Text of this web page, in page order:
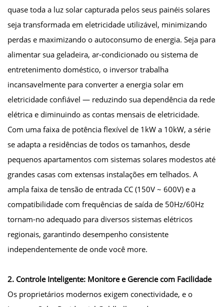
quase toda a luz solar capturada pelos seus painéis solares
seja transformada em eletricidade utilizável, minimizando
perdas e maximizando o autoconsumo de energia. Seja para
alimentar sua geladeira, ar-condicionado ou sistema de
entretenimento doméstico, o inversor trabalha
incansavelmente para converter a energia solar em
eletricidade confiável — reduzindo sua dependência da rede
elétrica e diminuindo as contas mensais de eletricidade.
Com uma faixa de potência flexível de 1kW a 10kW, a série
se adapta a residências de todos os tamanhos, desde
pequenos apartamentos com sistemas solares modestos até
grandes casas com extensas instalações em telhados. A
ampla faixa de tensão de entrada CC (150V ~ 600V) e a
compatibilidade com frequências de saída de 50Hz/60Hz
tornam-no adequado para diversos sistemas elétricos
regionais, garantindo desempenho consistente
independentemente de onde você more.
2. Controle Inteligente: Monitore e Gerencie com Facilidade
Os proprietários modernos exigem conectividade, e o